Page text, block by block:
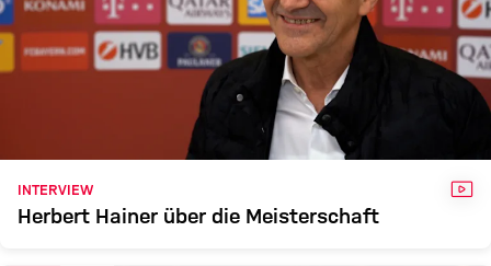
INTERVIEW
Herbert Hainer über die Meisterschaft